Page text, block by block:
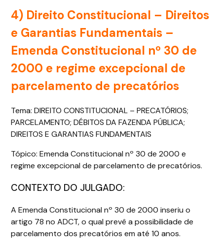
4) Direito Constitucional – Direitos
e Garantias Fundamentais –
Emenda Constitucional nº 30 de
2000 e regime excepcional de
parcelamento de precatórios
Tema: DIREITO CONSTITUCIONAL – PRECATÓRIOS;
PARCELAMENTO; DÉBITOS DA FAZENDA PÚBLICA;
DIREITOS E GARANTIAS FUNDAMENTAIS
Tópico: Emenda Constitucional nº 30 de 2000 e
regime excepcional de parcelamento de precatórios.
CONTEXTO DO JULGADO:
A Emenda Constitucional nº 30 de 2000 inseriu o
artigo 78 no ADCT, o qual prevê a possibilidade de
parcelamento dos precatórios em até 10 anos.